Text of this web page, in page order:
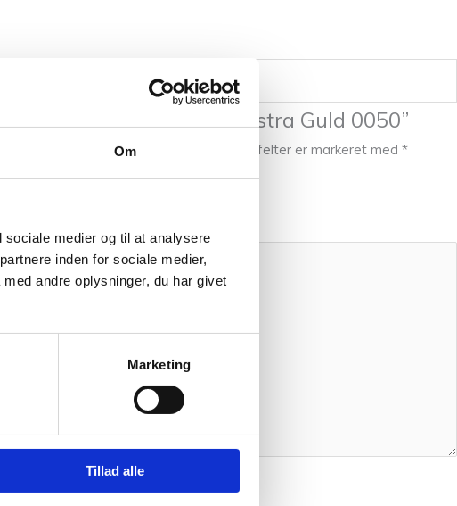
Om
medier og til at analysere
inden for sociale medier,
andre oplysninger, du har givet
Marketing
Tillad alle
første til at anmelde “Astra Guld 0050”
vil ikke blive publiceret. Krævede felter er markeret med *
*